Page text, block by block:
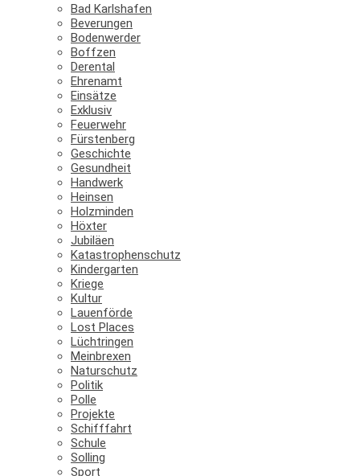
Bad Karlshafen
Beverungen
Bodenwerder
Boffzen
Derental
Ehrenamt
Einsätze
Exklusiv
Feuerwehr
Fürstenberg
Geschichte
Gesundheit
Handwerk
Heinsen
Holzminden
Höxter
Jubiläen
Katastrophenschutz
Kindergarten
Kriege
Kultur
Lauenförde
Lost Places
Lüchtringen
Meinbrexen
Naturschutz
Politik
Polle
Projekte
Schifffahrt
Schule
Solling
Sport